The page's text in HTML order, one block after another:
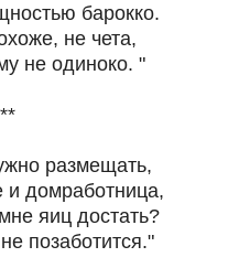
барокко.
не чета,
не одиноко. "
размещать,
и домработница,
яиц достать?
позаботится."